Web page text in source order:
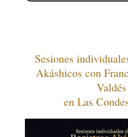
Sesiones
Akáshicos con
Valdés
en Las